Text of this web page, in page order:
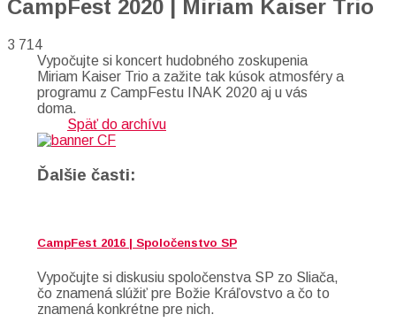
CampFest 2020 | Miriam Kaiser Trio
3 714
Vypočujte si koncert hudobného zoskupenia
Miriam Kaiser Trio a zažite tak kúsok atmosféry a
programu z CampFestu INAK 2020 aj u vás
doma.
Späť do archívu
Ďalšie časti:
CampFest 2016 | Spoločenstvo SP
Vypočujte si diskusiu spoločenstva SP zo Sliača,
čo znamená slúžiť pre Božie Kráľovstvo a čo to
znamená konkrétne pre nich.